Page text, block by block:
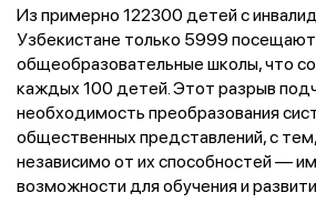
Из примерно 122300 детей с
Узбекистане только 5999 посещают
общеобразовательные школы, что
каждых 100 детей. Этот разрыв
необходимость преобразования
общественных представлений, с
независимо от их способностей —
возможности для обучения и